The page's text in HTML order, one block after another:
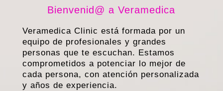
Bienvenid@ a Veramedica
Veramedica Clinic está formada por un
equipo de profesionales y grandes
personas que te escuchan. Estamos
comprometidos a potenciar lo mejor de
cada persona, con atención personalizada
y años de experiencia.